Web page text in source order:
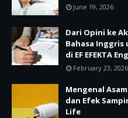
June 19, 2026
Dari Opini ke
Bahasa
di EF EFEKTA
February 23, 2026
Mengenal
dan Efek
Life